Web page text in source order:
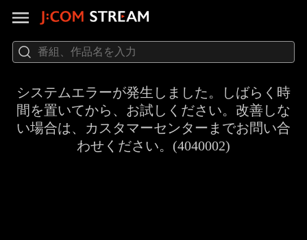
システムエラーが発生しました。しばらく時
間を置いてから、お試しください。改善しな
い場合は、カスタマーセンターまでお問い合
わせください。(4040002)